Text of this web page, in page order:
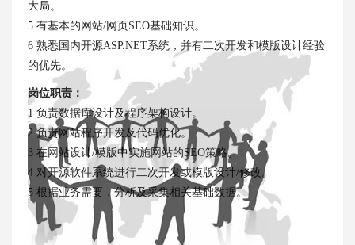
大局。
5 有基本的网站/网页SEO基础知识。
6 熟悉国内开源ASP.NET系统，并有二次开发和模版设计经验
的优先。
岗位职责：
1 负责数据库设计及程序架构设计。
2 负责网站程序开发及代码优化。
3 在网站设计/模版中实施网站的SEO策略。
4 对开源软件系统进行二次开发或模版设计/修改。
5 根据业务需要，分析及采集相关基础数据。